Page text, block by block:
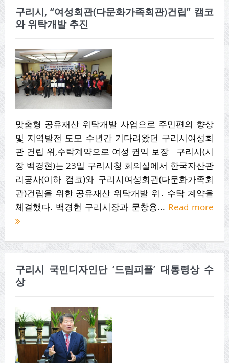
구리시, “여성회관(다문화가족회관)건립” 캠코
와 위탁개발 추진
맞춤형 공유재산 위탁개발 사업으로 주민편의 향상
및 지역발전 도모 수년간 기다려왔던 구리시여성회
관 건립 위,수탁계약으로 여성 권익 보장 구리시(시
장 백경현)는 23일 구리시청 회의실에서 한국자산관
리공사(이하 캠코)와 구리시여성회관(다문화가족회
관)건립을 위한 공유재산 위탁개발 위․ 수탁 계약을
체결했다. 백경현 구리시장과 문창용... Read more
구리시 국민디자인단 ‘드림피플’ 대통령상 수
상